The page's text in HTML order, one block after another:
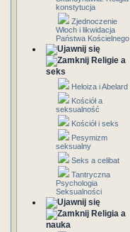
konstytucja
Zjednoczenie
Włoch i likwidacja
Państwa Kościelnego
Religie a
seks
Heloiza i Abelard
Kościół a
seksualność
Kościół i seks
Pesymizm
seksualny
Seks a celibat
Tantryczna
Psychologia
Seksualności
Religia a
nauka